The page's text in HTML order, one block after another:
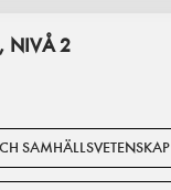
NIVÅ 2
SAMHÄLLSVETENSKAP